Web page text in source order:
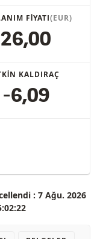
FIYATI(EUR)
26,00
KALDIRAÇ
-6,09
: 7 Ağu. 2026